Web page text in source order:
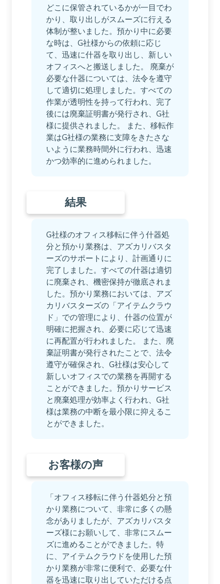
どこに保管されているかが一目でわ
かり、取り出しがスムーズに行える
体制が整いました。預かり中に必要
な時は、G社様からの依頼に応じ
て、迅速に什器を取り出し、新しい
オフィスへと搬送しました。 廃棄が
必要な什器については、法令を遵守
して適切に処理しました。すべての
作業が透明性を持って行われ、完了
後には廃棄証明書が発行され、G社
様に提供されました。 また、移転作
業はG社様の業務に支障をきたさな
いように業務時間外に行われ、迅速
かつ効率的に進められました。
結果
G社様のオフィス移転に伴う什器処
分と預かり業務は、アズカリバスタ
ーズのサポートにより、計画通りに
完了しました。すべての什器は適切
に廃棄され、機密保持が徹底されま
した。預かり業務においては、アズ
カリバスターズの「アイテムクラウ
ド」での管理により、什器の位置が
明確に把握され、必要に応じて迅速
に再配置が行われました。 また、廃
棄証明書が発行されたことで、法令
遵守が確保され、G社様は安心して
新しいオフィスでの業務を再開する
ことができました。預かりサービス
と廃棄処理が効率よく行われ、G社
様は業務の中断を最小限に抑えるこ
とができました。
お客様の声
「オフィス移転に伴う什器処分と預
かり業務について、非常に多くの懸
念がありましたが、アズカリバスタ
ーズ様にお願いして、非常にスムー
ズに進めることができました。特
に、アイテムクラウドを使用した預
かり業務が非常に便利で、必要な什
器を迅速に取り出していただける点